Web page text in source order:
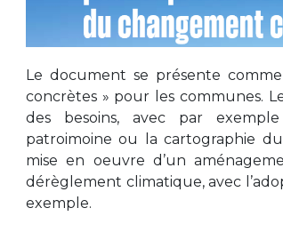
Le document se présente
concrètes » pour les communes.
des besoins, avec par
patroimoine ou la cartographie
mise en oeuvre d’un
dérèglement climatique, avec
exemple.